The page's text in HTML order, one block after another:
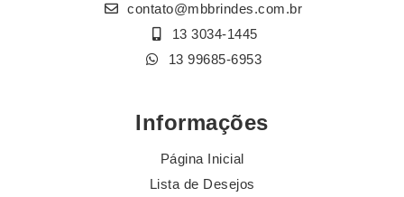
contato@mbbrindes.com.br
13 3034-1445
13 99685-6953
Informações
Página Inicial
Lista de Desejos